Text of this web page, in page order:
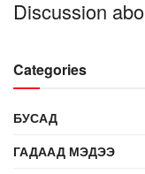
Discussion
Categories
БУСАД
ГАДААД МЭДЭЭ